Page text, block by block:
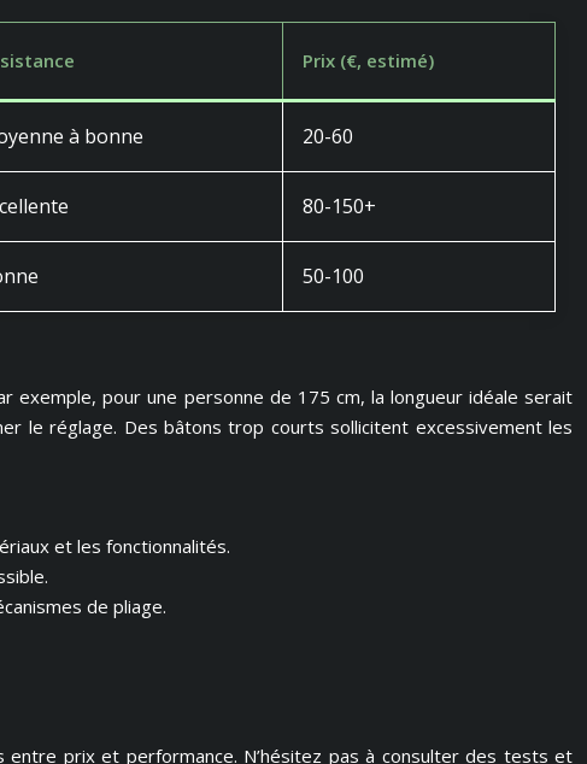
Prix (€, estimé)
à bonne 20-60
80-150+
50-100
exemple, pour une personne de 175 cm, la longueur idéale serait
le réglage. Des bâtons trop courts sollicitent excessivement les
et les fonctionnalités.
de pliage.
prix et performance. N’hésitez pas à consulter des tests et